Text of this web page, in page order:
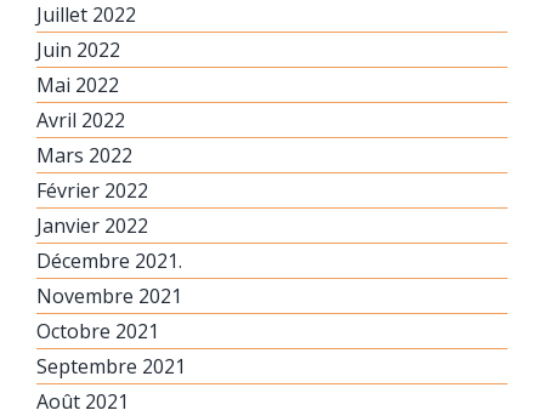
Juillet 2022
Juin 2022
Mai 2022
Avril 2022
Mars 2022
Février 2022
Janvier 2022
Décembre 2021.
Novembre 2021
Octobre 2021
Septembre 2021
Août 2021